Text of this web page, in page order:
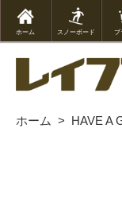
ホーム スノーボード ブ
ホーム > HAVE A